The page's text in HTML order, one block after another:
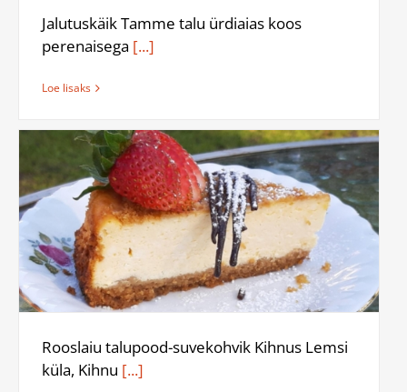
Jalutuskäik Tamme talu ürdiaias koos
perenaisega [...]
Loe lisaks
Rooslaiu talupood-suvekohvik Kihnus Lemsi
küla, Kihnu [...]